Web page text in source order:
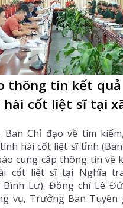
thông tin kết
cốt liệt sĩ tại
Ban Chỉ đạo về tìm
hài cốt liệt sĩ tỉnh
cung cấp thông tin về
cốt liệt sĩ tại Nghĩa
Lư). Đồng chí Lê
vụ, Trưởng Ban Tuyên